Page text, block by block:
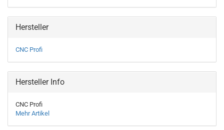
Hersteller
CNC Profi
Hersteller Info
CNC Profi
Mehr Artikel